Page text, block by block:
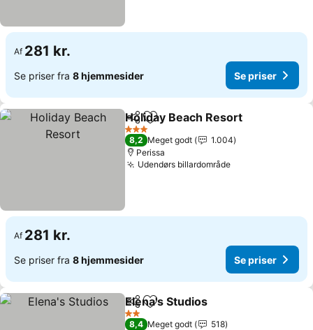
Af 281 kr.
Se priser fra 8 hjemmesider Se priser
Del Føj til favoritter
Holiday Beach Resort
3 Stjerner
8,2 Meget godt
1.004
Perissa
Udendørs billardområde
Af 281 kr.
Se priser fra 8 hjemmesider Se priser
Del Føj til favoritter
Elena's Studios
2 Stjerner
8,4 Meget godt
518